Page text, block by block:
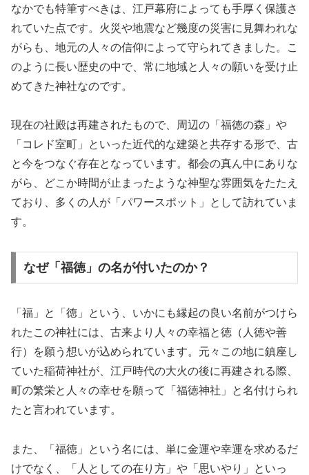
なかでも特筆すべきは、江戸幕府によっても手厚く保護さ
れていた点です。火災や地震など幾度の災害に見舞われな
がらも、地元の人々の信仰によって守られてきました。こ
のように長い歴史の中で、常に地域と人々の願いを受け止
めてきた神社なのです。
現在の社殿は再建されたもので、周辺の「福徳の森」や
「コレド室町」といった近代的な建築と共存する形で、古
と今をつなぐ存在となっています。都会の真ん中にありな
がら、どこか時間が止まったような神聖な雰囲気をたたえ
ており、多くの人が「パワースポット」として訪れていま
す。
なぜ「福徳」の名が付いたのか？
「福」と「徳」という、いかにも縁起の良い名前がつけら
れたこの神社には、古来より人々の幸福と徳（人徳や善
行）を願う想いが込められています。元々この地に鎮座し
ていた稲荷神社が、江戸時代の大火の後に再建される際、
町の繁栄と人々の幸せを願って「福徳神社」と名付けられ
たと言われています。
また、「福徳」という名には、単に金運や幸運を求めるだ
けでなく、「人としての在り方」や「思いやり」といっ